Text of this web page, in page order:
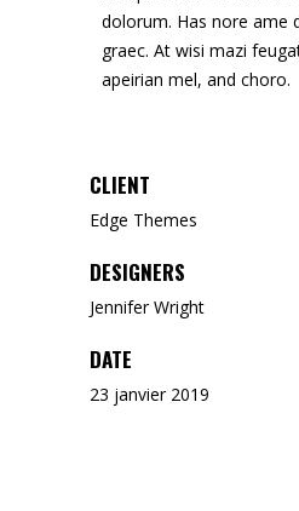
dolorum. Has nore ame
graec. At wisi mazi
apeirian mel, and choro.
CLIENT
Edge Themes
DESIGNERS
Jennifer Wright
DATE
23 janvier 2019